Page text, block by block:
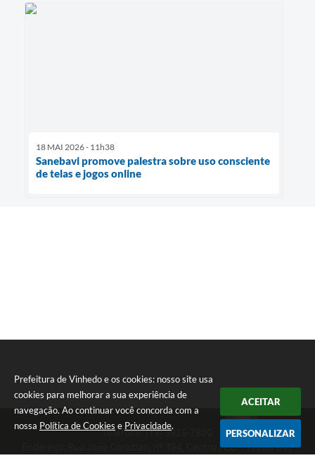
Prefeitura de Vinhedo e os cookies: nosso site usa
cookies para melhorar a sua experiência de
navegação. Ao continuar você concorda com a
nossa Política de Cookies e Privacidade.
ACEITAR
PERSONALIZAR
18 MAI 2026 - 11h38
Sanebavi promove palestra sobre uso consciente
de telas e jogos online
Telefone: (19) 3826-7800
Endereço: Rua João Corazzari, nº 394, Centro | CEP: 13280-091